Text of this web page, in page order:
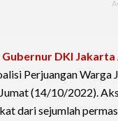
Gubernur DKI Jakarta
Perjuangan Warga
(14/10/2022).
dari sejumlah